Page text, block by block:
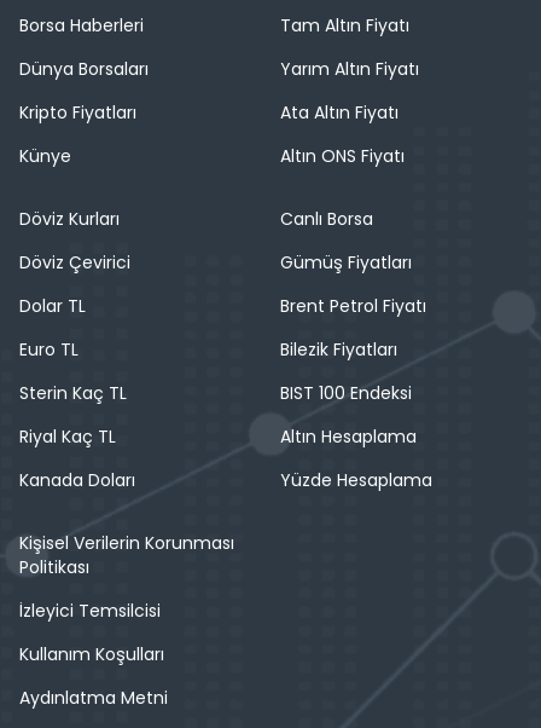
Borsa Haberleri
Dünya Borsaları
Kripto Fiyatları
Künye
Tam Altın Fiyatı
Yarım Altın Fiyatı
Ata Altın Fiyatı
Altın ONS Fiyatı
Döviz Kurları
Döviz Çevirici
Dolar TL
Euro TL
Sterin Kaç TL
Riyal Kaç TL
Kanada Doları
Canlı Borsa
Gümüş Fiyatları
Brent Petrol Fiyatı
Bilezik Fiyatları
BIST 100 Endeksi
Altın Hesaplama
Yüzde Hesaplama
Kişisel Verilerin Korunması
Politikası
İzleyici Temsilcisi
Kullanım Koşulları
Aydınlatma Metni